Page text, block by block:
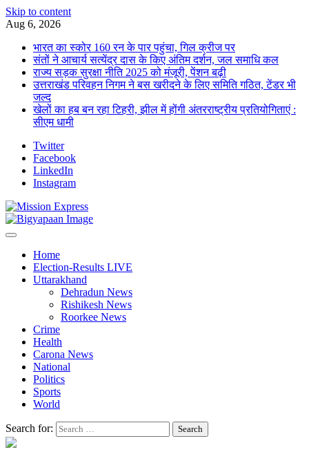
Skip to content
Aug 6, 2026
भारत का स्कोर 160 रन के पार पहुंचा, गिल क्रीज पर
संतों ने आचार्य सत्येंद्र दास के किए अंतिम दर्शन, जल समाधि कल
राज्य सड़क सुरक्षा नीति 2025 को मंजूरी, पेंशन बढ़ी
उत्तराखंड परिवहन निगम ने बस खरीदने के लिए समिति गठित, टेंडर भी
जल्द
खेलों का हब बन रहा टिहरी, झील में होंगी अंतरराष्ट्रीय प्रतियोगिताएं :
सीएम धामी
Twitter
Facebook
LinkedIn
Instagram
Home
Election-Results LIVE
Uttarakhand
Dehradun News
Rishikesh News
Roorkee News
Crime
Health
Carona News
National
Politics
Sports
World
Search for: